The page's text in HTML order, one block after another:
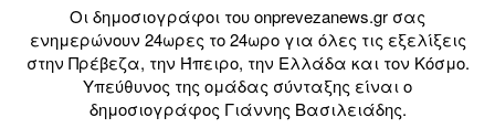
Οι δημοσιογράφοι του onprevezanews.gr σας
ενημερώνουν 24ωρες το 24ωρο για όλες τις εξελίξεις
στην Πρέβεζα, την Ήπειρο, την Ελλάδα και τον Κόσμο.
Υπεύθυνος της ομάδας σύνταξης είναι ο
δημοσιογράφος Γιάννης Βασιλειάδης.